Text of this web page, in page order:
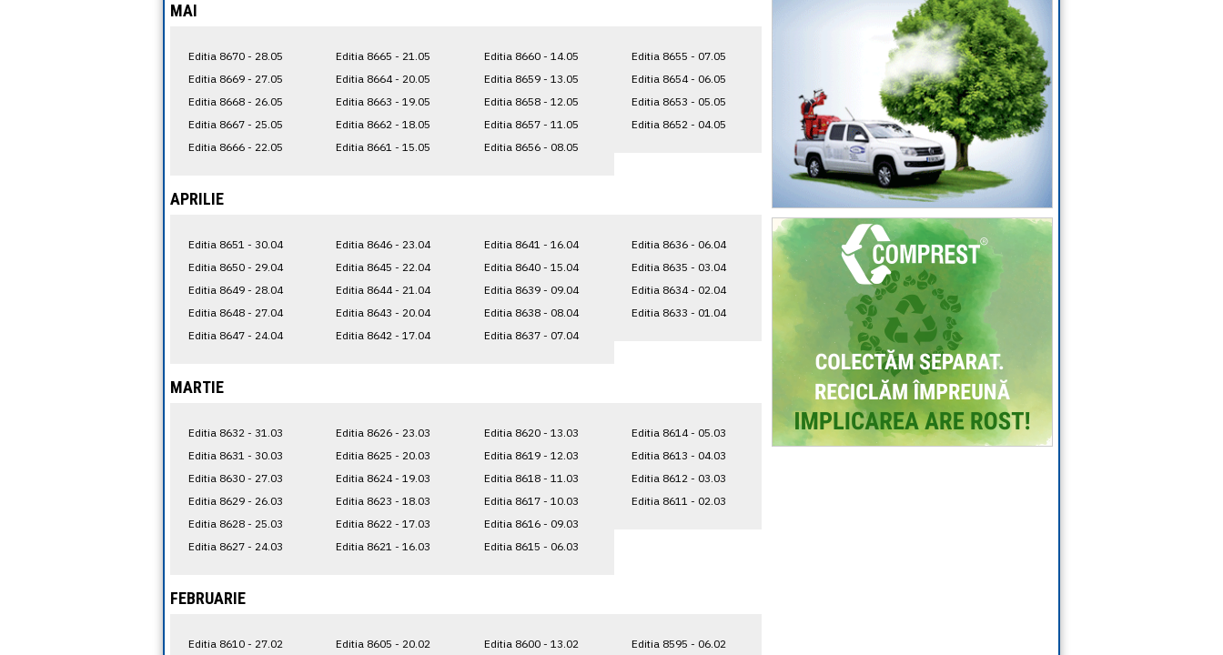
MAI
Editia 8670 - 28.05
Editia 8669 - 27.05
Editia 8668 - 26.05
Editia 8667 - 25.05
Editia 8666 - 22.05
Editia 8665 - 21.05
Editia 8664 - 20.05
Editia 8663 - 19.05
Editia 8662 - 18.05
Editia 8661 - 15.05
Editia 8660 - 14.05
Editia 8659 - 13.05
Editia 8658 - 12.05
Editia 8657 - 11.05
Editia 8656 - 08.05
Editia 8655 - 07.05
Editia 8654 - 06.05
Editia 8653 - 05.05
Editia 8652 - 04.05
APRILIE
Editia 8651 - 30.04
Editia 8650 - 29.04
Editia 8649 - 28.04
Editia 8648 - 27.04
Editia 8647 - 24.04
Editia 8646 - 23.04
Editia 8645 - 22.04
Editia 8644 - 21.04
Editia 8643 - 20.04
Editia 8642 - 17.04
Editia 8641 - 16.04
Editia 8640 - 15.04
Editia 8639 - 09.04
Editia 8638 - 08.04
Editia 8637 - 07.04
Editia 8636 - 06.04
Editia 8635 - 03.04
Editia 8634 - 02.04
Editia 8633 - 01.04
MARTIE
Editia 8632 - 31.03
Editia 8631 - 30.03
Editia 8630 - 27.03
Editia 8629 - 26.03
Editia 8628 - 25.03
Editia 8627 - 24.03
Editia 8626 - 23.03
Editia 8625 - 20.03
Editia 8624 - 19.03
Editia 8623 - 18.03
Editia 8622 - 17.03
Editia 8621 - 16.03
Editia 8620 - 13.03
Editia 8619 - 12.03
Editia 8618 - 11.03
Editia 8617 - 10.03
Editia 8616 - 09.03
Editia 8615 - 06.03
Editia 8614 - 05.03
Editia 8613 - 04.03
Editia 8612 - 03.03
Editia 8611 - 02.03
FEBRUARIE
Editia 8610 - 27.02 Editia 8605 - 20.02 Editia 8600 - 13.02 Editia 8595 - 06.02